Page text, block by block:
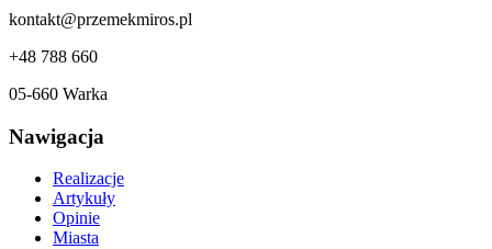
kontakt@przemekmiros.pl
+48 788 660
05-660 Warka
Nawigacja
Realizacje
Artykuły
Opinie
Miasta